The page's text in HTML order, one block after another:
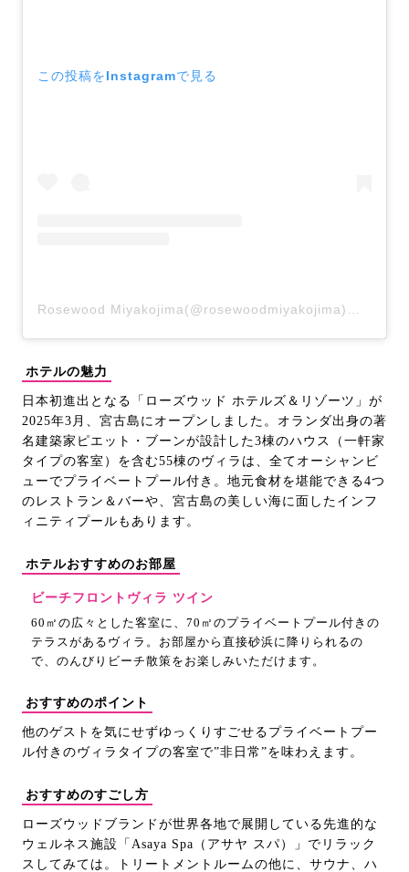
この投稿をInstagramで見る
ホテルの魅力
日本初進出となる「ローズウッド ホテルズ＆リゾーツ」が
2025年3月、宮古島にオープンしました。オランダ出身の著
名建築家ピエット・ブーンが設計した3棟のハウス（一軒家
タイプの客室）を含む55棟のヴィラは、全てオーシャンビ
ューでプライベートプール付き。地元食材を堪能できる4つ
のレストラン＆バーや、宮古島の美しい海に面したインフ
ィニティプールもあります。
ホテルおすすめのお部屋
ビーチフロントヴィラ ツイン
60㎡の広々とした客室に、70㎡のプライベートプール付きの
テラスがあるヴィラ。お部屋から直接砂浜に降りられるの
で、のんびりビーチ散策をお楽しみいただけます。
おすすめのポイント
他のゲストを気にせずゆっくりすごせるプライベートプー
ル付きのヴィラタイプの客室で”非日常”を味わえます。
おすすめのすごし方
ローズウッドブランドが世界各地で展開している先進的な
ウェルネス施設「Asaya Spa（アサヤ スパ）」でリラック
スしてみては。トリートメントルームの他に、サウナ、ハ